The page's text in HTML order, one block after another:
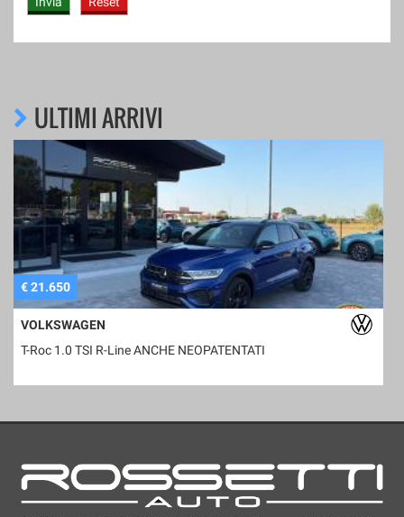
ULTIMI ARRIVI
€ 21.650
VOLKSWAGEN
T-Roc 1.0 TSI R-Line ANCHE NEOPATENTATI